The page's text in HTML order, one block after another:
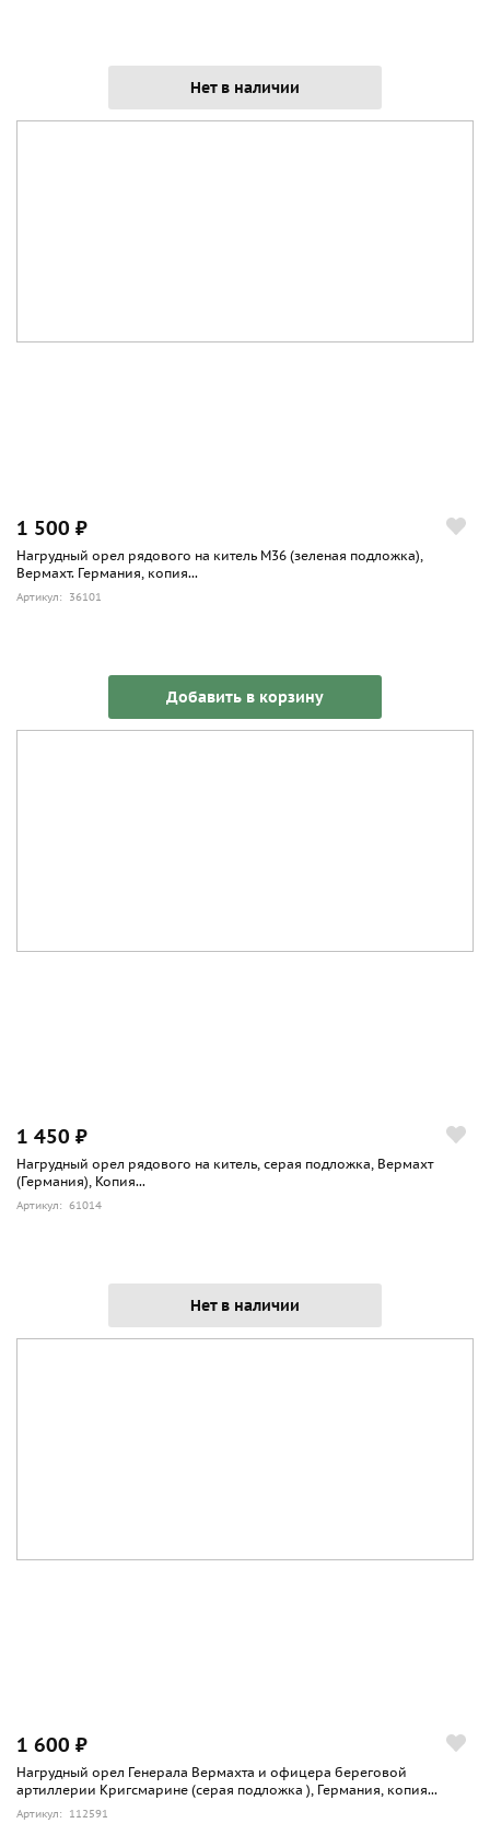
Нет в наличии
1 500 ₽
Нагрудный орел рядового на китель М36 (зеленая подложка),
Вермахт. Германия, копия...
Артикул: 36101
Добавить в корзину
1 450 ₽
Нагрудный орел рядового на китель, серая подложка, Вермахт
(Германия), Копия...
Артикул: 61014
Нет в наличии
1 600 ₽
Нагрудный орел Генерала Вермахта и офицера береговой
артиллерии Кригсмарине (серая подложка ), Германия, копия...
Артикул: 112591